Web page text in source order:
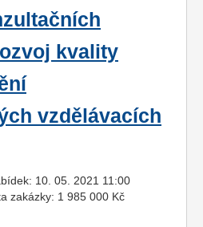
kvality
vzdělávacích
10. 05. 2021 11:00
zakázky: 1 985 000 Kč